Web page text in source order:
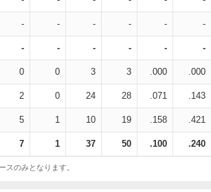
- - - - - -
- - - - - -
0 0 3 3 .000 .000
2 0 24 28 .071 .143
5 1 10 19 .158 .421
7 1 37 50 .100 .240
のみとなります。